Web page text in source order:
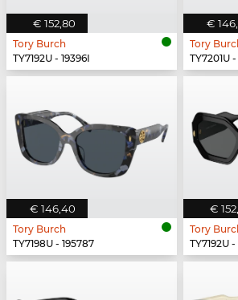
€ 152,80
Tory Burch
TY7192U - 19396I
€
Tory
TY7201U -
€ 146,40
Tory Burch
TY7198U - 195787
€
Tory
TY7192U